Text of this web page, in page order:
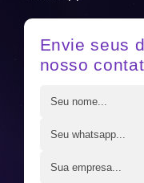
Envie seus
nosso